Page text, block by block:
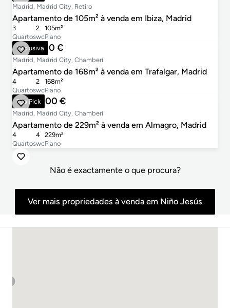
Madrid, Madrid City, Retiro
Apartamento de 105m² à venda em Ibiza, Madrid
Quartos
3
wc
2
Plano
105m²
Exclusiva
1.325.000 €
Madrid, Madrid City, Chamberí
Apartamento de 168m² à venda em Trafalgar, Madrid
Quartos
4
wc
2
Plano
168m²
Top Pick
3.300.000 €
Madrid, Madrid City, Chamberí
Apartamento de 229m² à venda em Almagro, Madrid
Quartos
4
wc
4
Plano
229m²
Não é exactamente o que procura?
Ver mais propriedades à venda em Niño Jesús
1